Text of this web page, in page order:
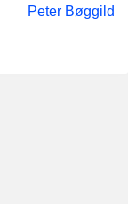
Peter Bøggild